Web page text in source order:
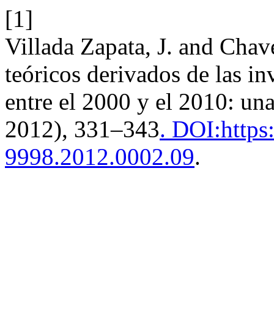
[1]
Villada Zapata, J. and
teóricos derivados de las
entre el 2000 y el 2010:
2012), 331–343.
9998.2012.0002.09.